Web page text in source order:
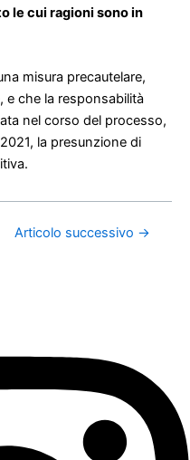
le cui ragioni sono in
misura precautelare,
e che la responsabilità
nel corso del processo,
la presunzione di
Articolo successivo →